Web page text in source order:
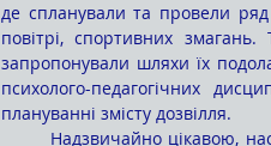
де спланували та провели ряд
повітрі, спортивних
запропонували шляхи їх
психолого-педагогічних
плануванні змісту дозвілля.